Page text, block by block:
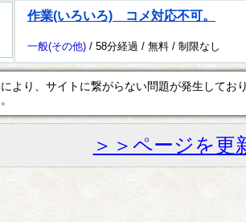
作業(いろいろ) コメ対応不可。
一般(その他) / 58分経過 / 無料 / 制限なし
より、サイトに繋がらない問題が発生してお
＞＞ページを更